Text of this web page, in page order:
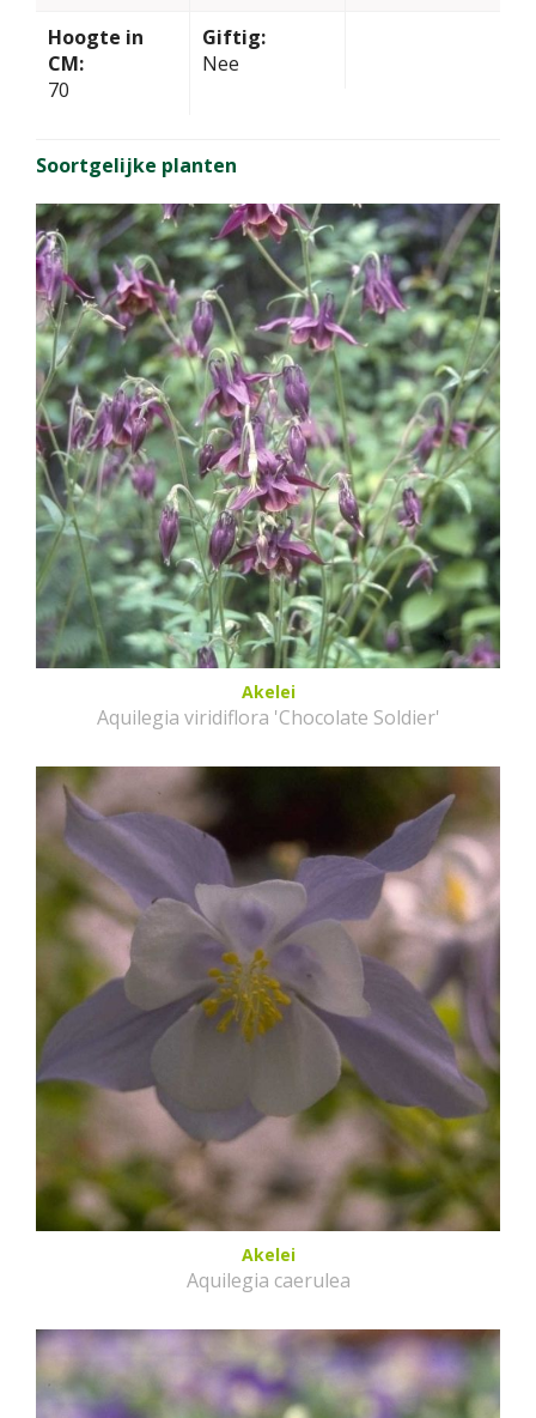
Hoogte in
CM:
70
Giftig:
Nee
Soortgelijke planten
Akelei
Aquilegia viridiflora 'Chocolate Soldier'
Akelei
Aquilegia caerulea